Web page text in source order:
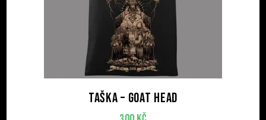
Taška – Goat Head